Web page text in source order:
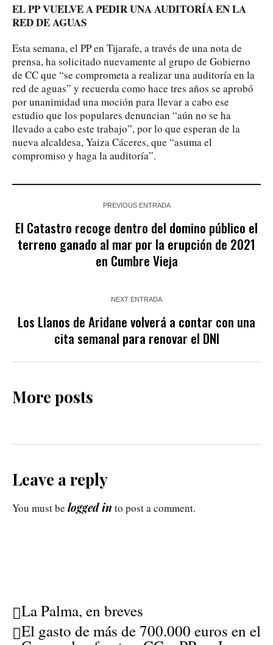
EL PP VUELVE A PEDIR UNA AUDITORÍA EN LA
RED DE AGUAS
Esta semana, el PP en Tijarafe, a través de una nota de
prensa, ha solicitado nuevamente al grupo de Gobierno
de CC que “se comprometa a realizar una auditoría en la
red de aguas” y recuerda como hace tres años se aprobó
por unanimidad una moción para llevar a cabo ese
estudio que los populares denuncian “aún no se ha
llevado a cabo este trabajo”, por lo que esperan de la
nueva alcaldesa, Yaiza Cáceres, que “asuma el
compromiso y haga la auditoría”.
PREVIOUS ENTRADA
El Catastro recoge dentro del domino público el
terreno ganado al mar por la erupción de 2021
en Cumbre Vieja
NEXT ENTRADA
Los Llanos de Aridane volverá a contar con una
cita semanal para renovar el DNI
More posts
Leave a reply
You must be logged in to post a comment.
La Palma, en breves
El gasto de más de 700.000 euros en el